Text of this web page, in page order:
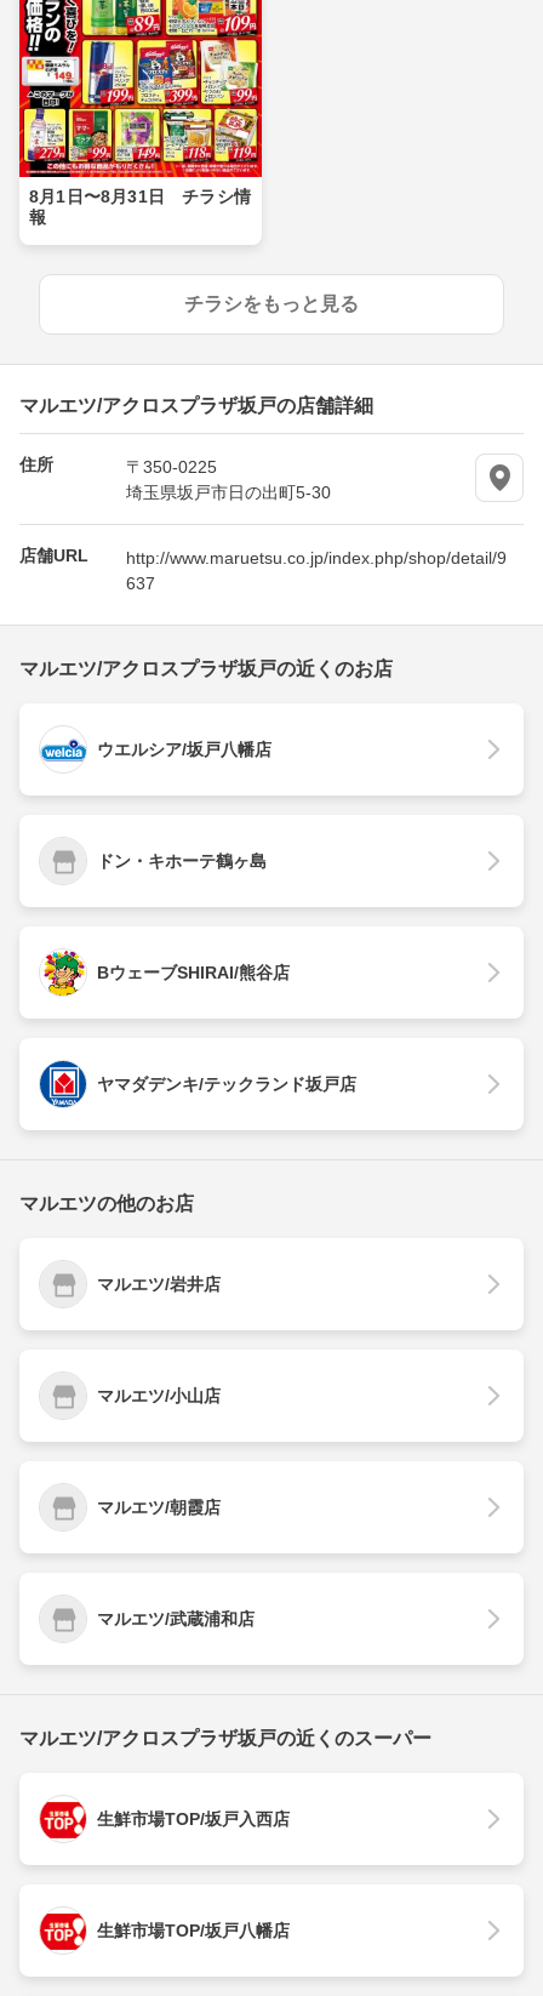
8月1日〜8月31日 チラシ情
報
チラシをもっと見る
マルエツ/アクロスプラザ坂戸の店舗詳細
住所
〒350-0225
埼玉県坂戸市日の出町5-30
店舗URL
http://www.maruetsu.co.jp/index.php/shop/detail/9
637
マルエツ/アクロスプラザ坂戸の近くのお店
ウエルシア/坂戸八幡店
ドン・キホーテ鶴ヶ島
BウェーブSHIRAI/熊谷店
ヤマダデンキ/テックランド坂戸店
マルエツの他のお店
マルエツ/岩井店
マルエツ/小山店
マルエツ/朝霞店
マルエツ/武蔵浦和店
マルエツ/アクロスプラザ坂戸の近くのスーパー
生鮮市場TOP/坂戸入西店
生鮮市場TOP/坂戸八幡店